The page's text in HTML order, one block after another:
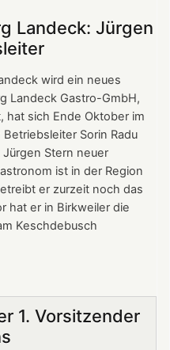
Landeck: Jürgen
wird ein neues
Landeck Gastro-GmbH,
hat sich Ende Oktober im
Sorin Radu
Stern neuer
ist in der Region
er zurzeit noch das
hat er in Birkweiler die
Keschdebusch
1. Vorsitzender